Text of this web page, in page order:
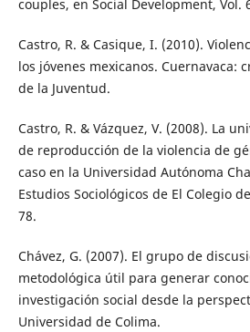
couples, en Social Development, Vol.
Castro, R. & Casique, I. (2010).
los jóvenes mexicanos. Cuernavaca:
de la Juventud.
Castro, R. & Vázquez, V. (2008). La
de reproducción de la violencia de
caso en la Universidad Autónoma
Estudios Sociológicos de El Colegio
78.
Chávez, G. (2007). El grupo de
metodológica útil para generar
investigación social desde la
Universidad de Colima.